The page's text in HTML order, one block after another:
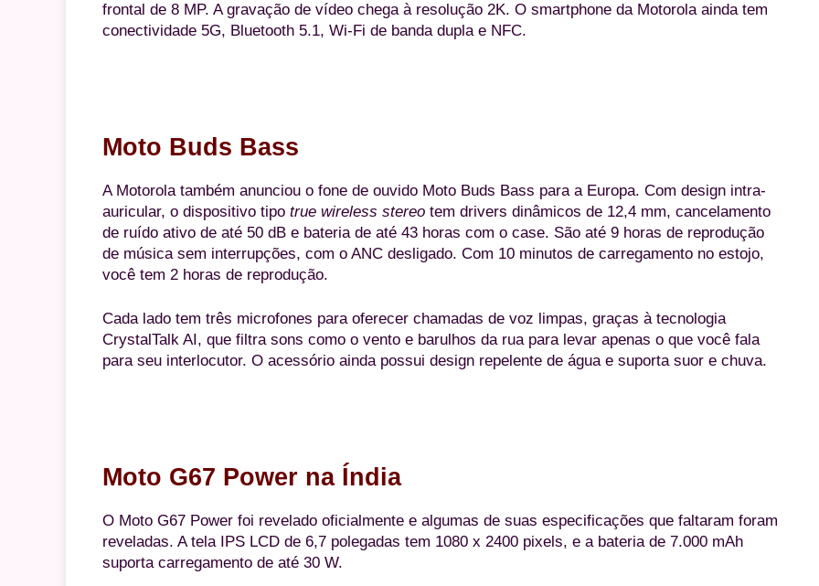
frontal de 8 MP. A gravação de vídeo chega à resolução 2K. O smartphone da Motorola ainda tem
conectividade 5G, Bluetooth 5.1, Wi-Fi de banda dupla e NFC.
Moto Buds Bass
A Motorola também anunciou o fone de ouvido Moto Buds Bass para a Europa. Com design intra-
auricular, o dispositivo tipo true wireless stereo tem drivers dinâmicos de 12,4 mm, cancelamento
de ruído ativo de até 50 dB e bateria de até 43 horas com o case. São até 9 horas de reprodução
de música sem interrupções, com o ANC desligado. Com 10 minutos de carregamento no estojo,
você tem 2 horas de reprodução.
Cada lado tem três microfones para oferecer chamadas de voz limpas, graças à tecnologia
CrystalTalk AI, que filtra sons como o vento e barulhos da rua para levar apenas o que você fala
para seu interlocutor. O acessório ainda possui design repelente de água e suporta suor e chuva.
Moto G67 Power na Índia
O Moto G67 Power foi revelado oficialmente e algumas de suas especificações que faltaram foram
reveladas. A tela IPS LCD de 6,7 polegadas tem 1080 x 2400 pixels, e a bateria de 7.000 mAh
suporta carregamento de até 30 W.